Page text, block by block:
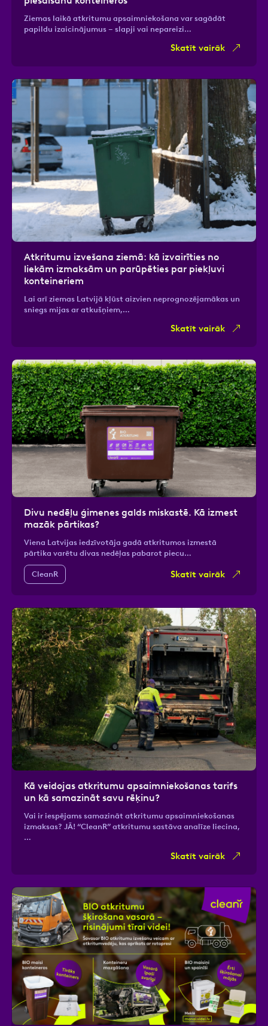
Ziemas laikā atkritumu apsaimniekošana var sagādāt
papildu izaicinājumus – slapji vai nepareizi…
Skatīt vairāk
Atkritumu izvešana ziemā: kā izvairīties no
liekām izmaksām un parūpēties par piekļuvi
konteineriem
Lai arī ziemas Latvijā kļūst aizvien neprognozējamākas un
sniegs mijas ar atkušņiem,…
Skatīt vairāk
Divu nedēļu ģimenes galds miskastē. Kā izmest
mazāk pārtikas?
Viena Latvijas iedzīvotāja gadā atkritumos izmestā
pārtika varētu divas nedēļas pabarot piecu…
CleanR Skatīt vairāk
Kā veidojas atkritumu apsaimniekošanas tarifs
un kā samazināt savu rēķinu?
Vai ir iespējams samazināt atkritumu apsaimniekošanas
izmaksas? JĀ! “CleanR” atkritumu sastāva analīze liecina,
…
Skatīt vairāk